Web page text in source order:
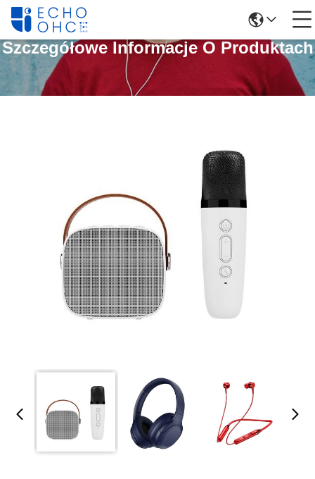
Szczegółowe Informacje O Produktach